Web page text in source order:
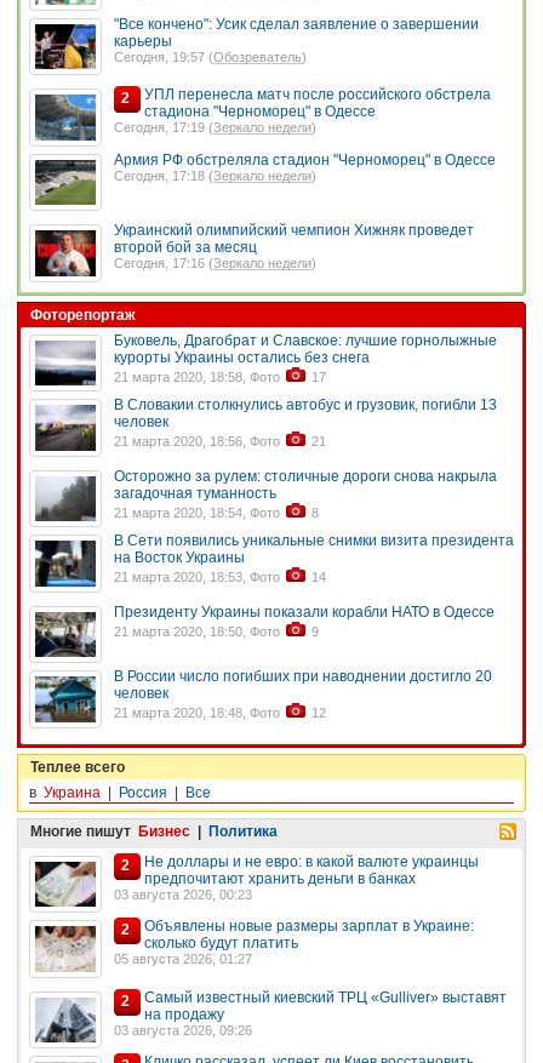
"Все кончено": Усик сделал заявление о завершении
карьеры
Сегодня, 19:57 (Обозреватель)
2
УПЛ перенесла матч после российского обстрела
стадиона "Черноморец" в Одессе
Сегодня, 17:19 (Зеркало недели)
Армия РФ обстреляла стадион "Черноморец" в Одессе
Сегодня, 17:18 (Зеркало недели)
Украинский олимпийский чемпион Хижняк проведет
второй бой за месяц
Сегодня, 17:16 (Зеркало недели)
Фоторепортаж
Буковель, Драгобрат и Славское: лучшие горнолыжные
курорты Украины остались без снега
21 марта 2020, 18:58, Фото 17
В Словакии столкнулись автобус и грузовик, погибли 13
человек
21 марта 2020, 18:56, Фото 21
Осторожно за рулем: столичные дороги снова накрыла
загадочная туманность
21 марта 2020, 18:54, Фото 8
В Сети появились уникальные снимки визита президента
на Восток Украины
21 марта 2020, 18:53, Фото 14
Президенту Украины показали корабли НАТО в Одессе
21 марта 2020, 18:50, Фото 9
В России число погибших при наводнении достигло 20
человек
21 марта 2020, 18:48, Фото 12
Теплее всего
в Украина | Россия | Все
Многие пишут Бизнес | Политика
2
Не доллары и не евро: в какой валюте украинцы
предпочитают хранить деньги в банках
03 августа 2026, 00:23
2
Объявлены новые размеры зарплат в Украине:
сколько будут платить
05 августа 2026, 01:27
2
Самый известный киевский ТРЦ «Gulliver» выставят
на продажу
03 августа 2026, 09:26